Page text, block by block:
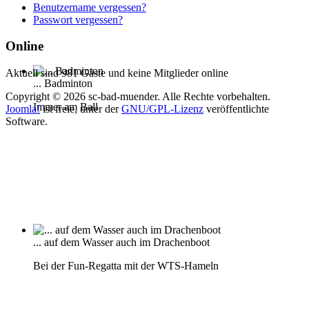
... Badminton
Immer am Ball
... auf dem Wasser auch im Drachenboot
Bei der Fun-Regatta mit der WTS-Hameln
Benutzername vergessen?
Passwort vergessen?
Online
Aktuell sind 981 Gäste und keine Mitglieder online
Copyright © 2026 sc-bad-muender. Alle Rechte vorbehalten.
Joomla!ist freie, unter derGNU/GPL-Lizenz veröffentlichte
Software.